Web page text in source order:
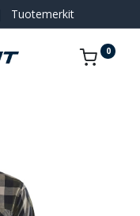
Tuotemerkit
0